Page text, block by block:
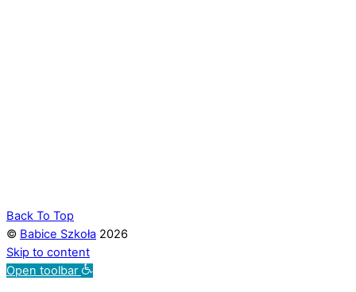
Back To Top
© Babice Szkoła 2026
Skip to content
Open toolbar